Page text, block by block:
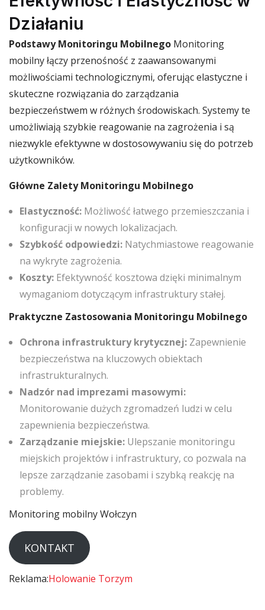
Działaniu
Podstawy Monitoringu Mobilnego Monitoring
mobilny łączy przenośność z zaawansowanymi
możliwościami technologicznymi, oferując elastyczne i
skuteczne rozwiązania do zarządzania
bezpieczeństwem w różnych środowiskach. Systemy te
umożliwiają szybkie reagowanie na zagrożenia i są
niezwykle efektywne w dostosowywaniu się do potrzeb
użytkowników.
Główne Zalety Monitoringu Mobilnego
Elastyczność: Możliwość łatwego przemieszczania i
konfiguracji w nowych lokalizacjach.
Szybkość odpowiedzi: Natychmiastowe reagowanie
na wykryte zagrożenia.
Koszty: Efektywność kosztowa dzięki minimalnym
wymaganiom dotyczącym infrastruktury stałej.
Praktyczne Zastosowania Monitoringu Mobilnego
Ochrona infrastruktury krytycznej: Zapewnienie
bezpieczeństwa na kluczowych obiektach
infrastrukturalnych.
Nadzór nad imprezami masowymi:
Monitorowanie dużych zgromadzeń ludzi w celu
zapewnienia bezpieczeństwa.
Zarządzanie miejskie: Ulepszanie monitoringu
miejskich projektów i infrastruktury, co pozwala na
lepsze zarządzanie zasobami i szybką reakcję na
problemy.
Monitoring mobilny Wołczyn
KONTAKT
Reklama:Holowanie Torzym